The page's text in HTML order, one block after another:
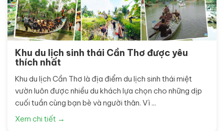
Khu du lịch sinh thái Cần Thơ được yêu
thích nhất
Khu du lịch Cần Thơ là địa điểm du lịch sinh thái miệt
vườn luôn được nhiều du khách lựa chọn cho những dịp
cuối tuần cùng bạn bè và người thân. Vì ...
Xem chi tiết →